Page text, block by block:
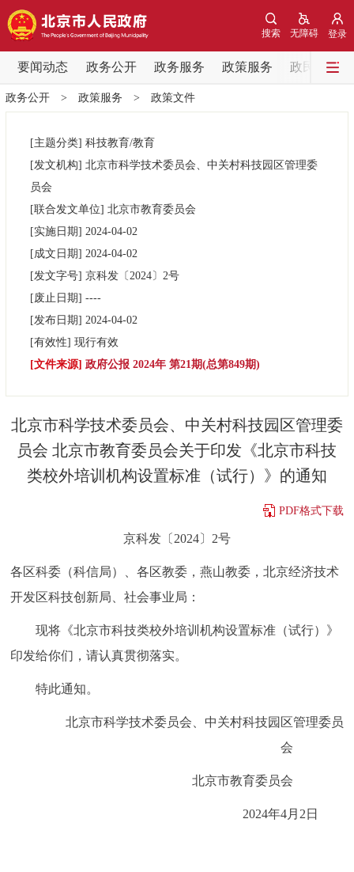
登录
无障碍
搜索
要闻动态 政务公开 政务服务 政策服务 政民互动
要闻动态
党中央精神 国务院信息
北京要闻
政务公开
市领导 机构职能
政策兑现
个人服务 法人服务 部门服务
投资项目
政民互动
12345网上接诉即办 我要咨询 我要建议
走进北京
人文北京
政务公开> 政策服务 > 政策文件
[主题分类] 科技教育/教育
[发文机构] 北京市科学技术委员会、中关村科技园区管理委
员会
[联合发文单位] 北京市教育委员会
[实施日期] 2024-04-02
[成文日期] 2024-04-02
[发文字号] 京科发〔2024〕 2号
[废止日期] ----
[发布日期] 2024-04-02
[有效性] 现行有效
[文件来源] 政府公报 2024年 第21期(总第849期)
北京市科学技术委员会、中关村科技园区管理委
员会 北京市教育委员会关于印发《北京市科技
类校外培训机构设置标准（试行）》的通知
PDF格式下载
京科发〔2024〕2号
各区科委（科信局）、各区教委，燕山教委，北京经济技术
开发区科技创新局、社会事业局：
现将《北京市科技类校外培训机构设置标准（试行）》
印发给你们，请认真贯彻落实。
特此通知。
北京市科学技术委员会、中关村科技园区管理委员
会
北京市教育委员会
2024年4月2日